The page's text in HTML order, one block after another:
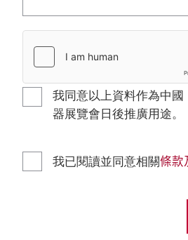
我同意以上資料作為中國
器展覽會日後推廣用途。
我已閱讀並同意相關條款